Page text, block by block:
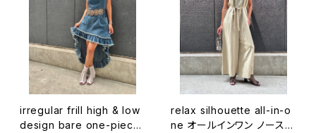
irregular frill high & low
design bare one-piece
relax silhouette all-in-o
ne オールインワン ノースリ